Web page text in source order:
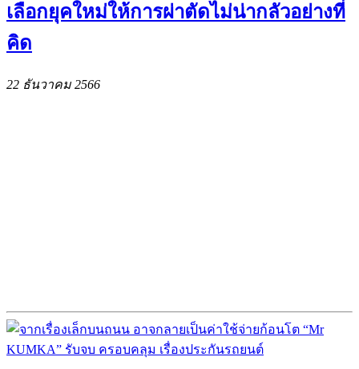
เลือกยุคใหม่ให้การผ่าตัดไม่น่ากลัวอย่างที่
คิด
22 ธันวาคม 2566